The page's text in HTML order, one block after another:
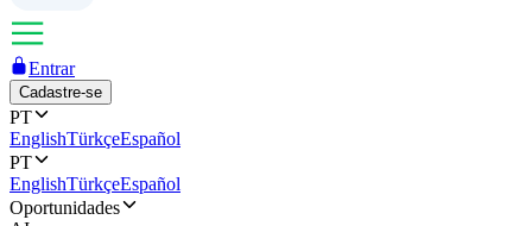
Entrar
Cadastre-se
PT
EnglishTürkçeEspañol
PT
EnglishTürkçeEspañol
Oportunidades